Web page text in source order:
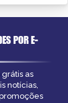
POR E-
as
notícias,